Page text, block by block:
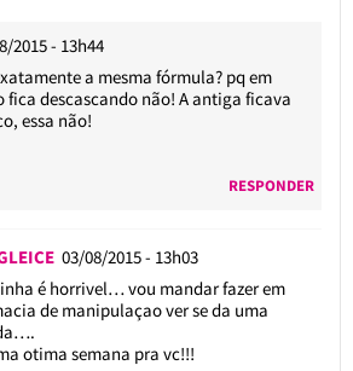
2015 - 13h44
a mesma fórmula? pq em
fica descascando não! A antiga ficava
essa não!
RESPONDER
03/08/2015 - 13h03
é horrivel… vou mandar fazer em
de manipulaçao ver se da uma
otima semana pra vc!!!